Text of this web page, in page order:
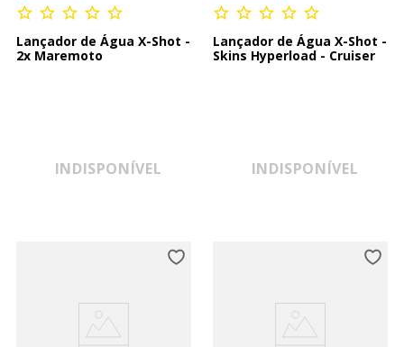
Lançador de Água X-Shot -
2x Maremoto
INDISPONÍVEL
Lançador de Água X-Shot -
Skins Hyperload - Cruiser
INDISPONÍVEL